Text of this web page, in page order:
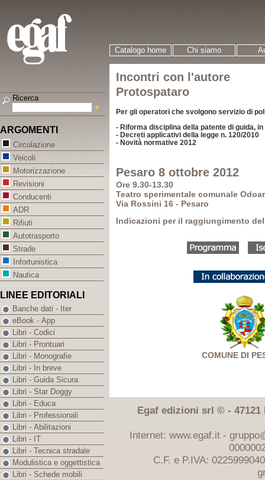
Catalogo home Chi siamo
Incontri con l'autore
Protospataro
Per gli operatori che svolgono servizio di
- Riforma disciplina della patente di guida,
- Decreti applicativi della legge n. 120/2010
- Novità normative 2012
Pesaro 8 ottobre 2012
Ore 9.30-13.30
Teatro sperimentale comunale
Via Rossini 16 - Pesaro
Indicazioni per il raggiungimento
COMUNE DI
Egaf edizioni srl © - 47121
Internet: www.egaf.it -
C.F. e P.IVA:
Ricerca
ARGOMENTI
Circolazione
Veicoli
Motorizzazione
Revisioni
Conducenti
ADR
Rifiuti
Autotrasporto
Strade
Infortunistica
Nautica
LINEE EDITORIALI
Banche dati - Iter
eBook - App
Libri - Codici
Libri - Prontuari
Libri - Monografie
Libri - In breve
Libri - Guida Sicura
Libri - Star Doggy
Libri - Educa
Libri - Professionali
Libri - Abilitazioni
Libri - IT
Libri - Tecnica stradale
Modulistica e oggettistica
Libri - Schede mobili